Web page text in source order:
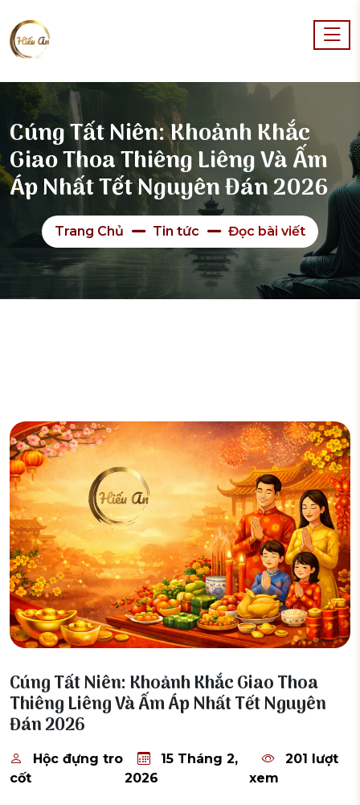
Cúng Tất Niên: Khoảnh Khắc
Giao Thoa Thiêng Liêng Và Ấm
Áp Nhất Tết Nguyên Đán 2026
Trang Chủ Tin tức Đọc bài viết
Cúng Tất Niên: Khoảnh Khắc Giao Thoa
Thiêng Liêng Và Ấm Áp Nhất Tết Nguyên
Đán 2026
Hộc đựng tro
cốt
15 Tháng 2,
2026
201 lượt
xem